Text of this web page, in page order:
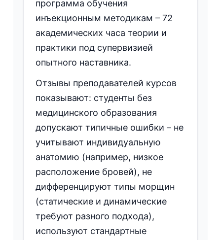
программа обучения
инъекционным методикам – 72
академических часа теории и
практики под супервизией
опытного наставника.
Отзывы преподавателей курсов
показывают: студенты без
медицинского образования
допускают типичные ошибки – не
учитывают индивидуальную
анатомию (например, низкое
расположение бровей), не
дифференцируют типы морщин
(статические и динамические
требуют разного подхода),
используют стандартные